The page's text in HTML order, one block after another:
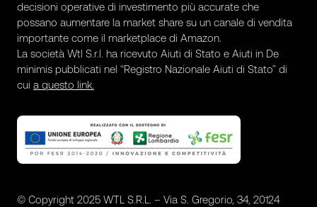
decisioni operative di investimento più accurate che
possano aumentare la market share su un canale di vendita
importante come il marketplace di Amazon.
La società Wtl S.r.l. ha ricevuto Aiuti di Stato e Aiuti in De
minimis pubblicati nel “Registro Nazionale Aiuti di Stato” di
cui a questo link.
© Copyright 2025 WTL S.R.L. – Via S. Gregorio, 34, 20124